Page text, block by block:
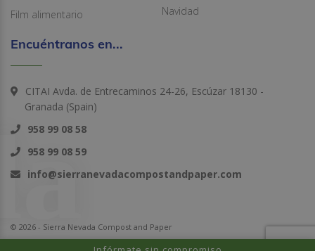
Film alimentario
Navidad
Encuéntranos en...
CITAI Avda. de Entrecaminos 24-26, Escúzar 18130 -
Granada (Spain)
958 99 08 58
958 99 08 59
info@sierranevadacompostandpaper.com
© 2026 - Sierra Nevada Compost and Paper